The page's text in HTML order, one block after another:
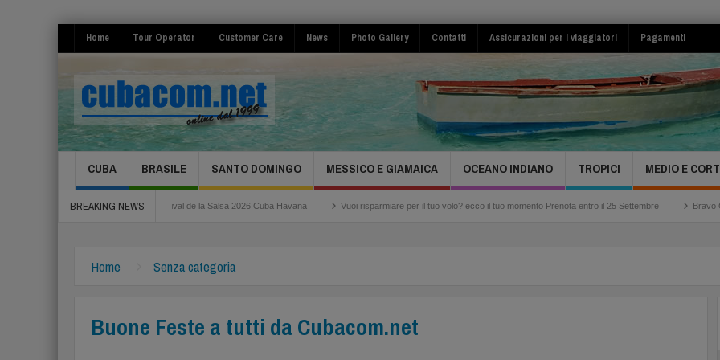
Home Tour Operator Customer Care News Photo Gallery Contatti Assicurazioni per i viaggiatori Pagamenti
CUBA BRASILE SANTO DOMINGO MESSICO E GIAMAICA OCEANO INDIANO TROPICI MEDIO E
BREAKING NEWS
Festival de la Salsa 2026 Cuba Havana Vuoi risparmiare per il tuo volo? ecco il tuo momento Prenota entro il 25 Settembre Bravo Club Viva
Home Senza categoria
Buone Feste a tutti da Cubacom.net